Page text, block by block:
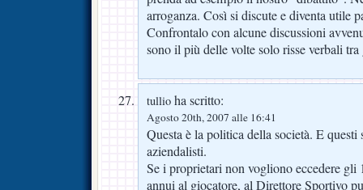
arroganza. Così si discute e diventa utile
Confrontalo con alcune discussioni
sono il più delle volte solo risse verbali
tullio ha scritto:
Agosto 20th, 2007 alle 16:41
Questa è la politica della società. E
aziendalisti.
Se i proprietari non vogliono eccedere
annui al giocatore, al Direttore Sportivo